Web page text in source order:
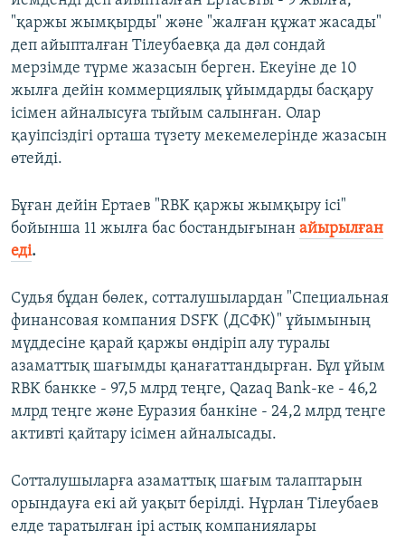
"қаржы жымқырды" және "жалған құжат жасады"
деп айыпталған Тілеубаевқа да дәл сондай
мерзімде түрме жазасын берген. Екеуіне де 10
жылға дейін коммерциялық ұйымдарды басқару
ісімен айналысуға тыйым салынған. Олар
қауіпсіздігі орташа түзету мекемелерінде жазасын
өтейді.
Бұған дейін Ертаев "RBK қаржы жымқыру ісі"
бойынша 11 жылға бас бостандығынан айырылған
еді.
Судья бұдан бөлек, сотталушылардан "Специальная
финансовая компания DSFK (ДСФК)" ұйымының
мүддесіне қарай қаржы өндіріп алу туралы
азаматтық шағымды қанағаттандырған. Бұл ұйым
RBK банкке - 97,5 млрд теңге, Qazaq Bank-ке - 46,2
млрд теңге және Еуразия банкіне - 24,2 млрд теңге
активті қайтару ісімен айналысады.
Сотталушыларға азаматтық шағым талаптарын
орындауға екі ай уақыт берілді. Нұрлан Тілеубаев
елде таратылған ірі астық компаниялары